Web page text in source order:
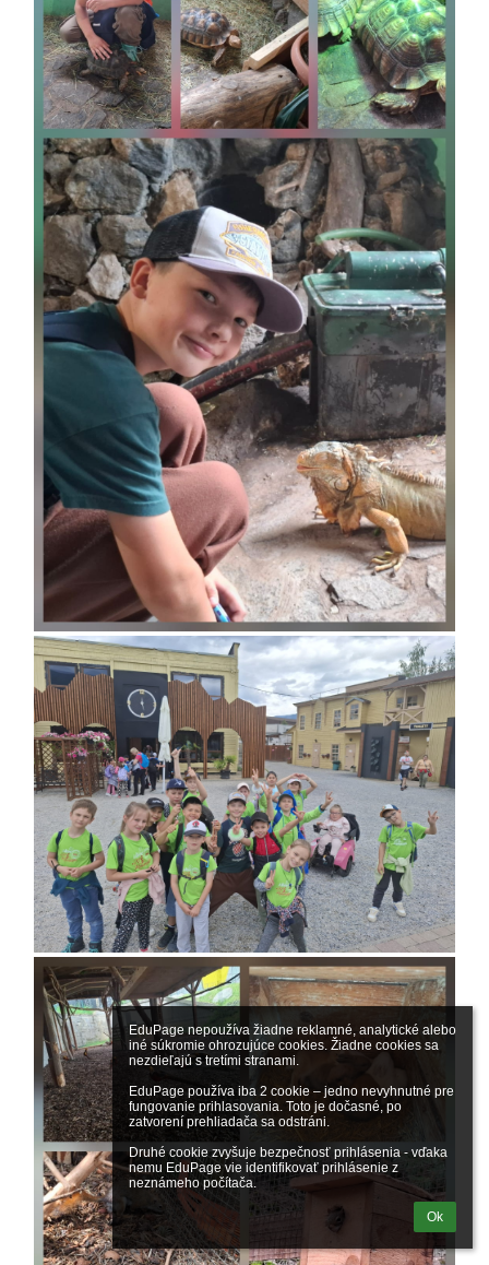
EduPage nepoužíva žiadne reklamné, analytické alebo
iné súkromie ohrozujúce cookies. Žiadne cookies sa
nezdieľajú s tretími stranami.
EduPage používa iba 2 cookie – jedno nevyhnutné pre
fungovanie prihlasovania. Toto je dočasné, po
zatvorení prehliadača sa odstráni.
Druhé cookie zvyšuje bezpečnosť prihlásenia - vďaka
nemu EduPage vie identifikovať prihlásenie z
neznámeho počítača.
Ok